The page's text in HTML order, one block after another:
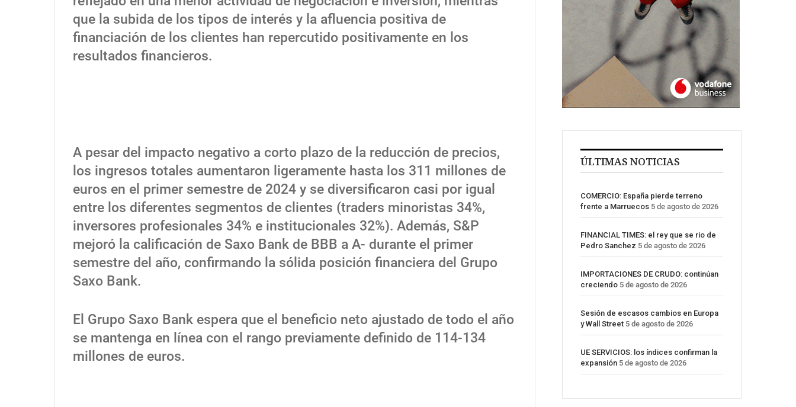
que la subida de los tipos de interés y la afluencia positiva de
financiación de los clientes han repercutido positivamente en los
resultados financieros.
A pesar del impacto negativo a corto plazo de la reducción de precios,
los ingresos totales aumentaron ligeramente hasta los 311 millones de
euros en el primer semestre de 2024 y se diversificaron casi por igual
entre los diferentes segmentos de clientes (traders minoristas 34%,
inversores profesionales 34% e institucionales 32%). Además, S&P
mejoró la calificación de Saxo Bank de BBB a A- durante el primer
semestre del año, confirmando la sólida posición financiera del Grupo
Saxo Bank.
El Grupo Saxo Bank espera que el beneficio neto ajustado de todo el año
se mantenga en línea con el rango previamente definido de 114-134
millones de euros.
ÚLTIMAS NOTICIAS
COMERCIO: España pierde terreno
frente a Marruecos 5 de agosto de 2026
FINANCIAL TIMES: el rey que se rio de
Pedro Sanchez 5 de agosto de 2026
IMPORTACIONES DE CRUDO: continúan
creciendo 5 de agosto de 2026
Sesión de escasos cambios en Europa
y Wall Street 5 de agosto de 2026
UE SERVICIOS: los índices confirman la
expansión 5 de agosto de 2026